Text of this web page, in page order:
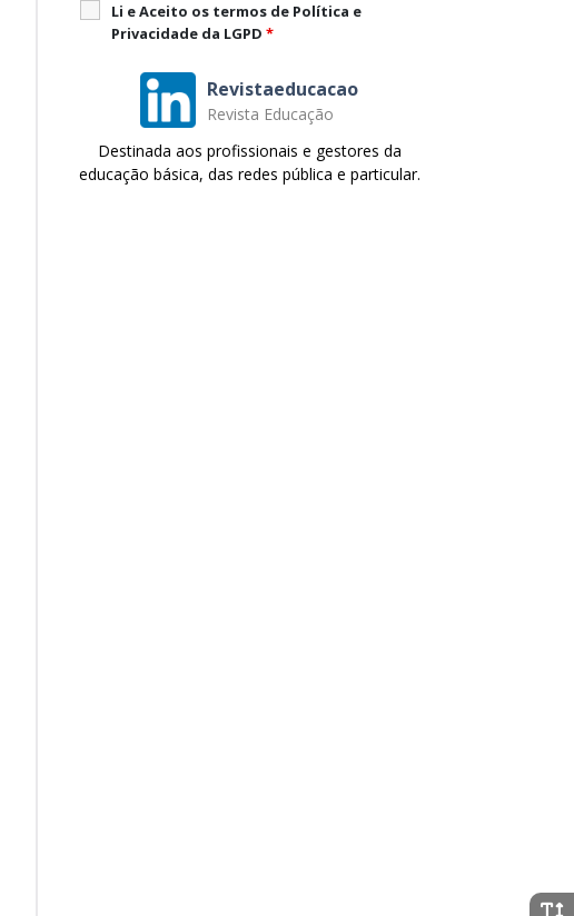
Li e Aceito os termos de Política e
Privacidade da LGPD *
Revistaeducacao
Revista Educação
Destinada aos profissionais e gestores da
educação básica, das redes pública e particular.